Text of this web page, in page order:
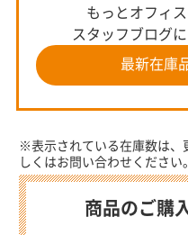
もっとオフィ
スタッフブログ
最新在庫
※表示されている在庫数は、
しくはお問い合わせください。
商品のご購